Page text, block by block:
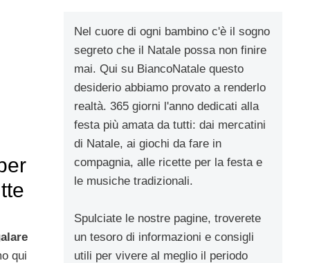
qui
Nel cuore di ogni bambino c'è il sogno
segreto che il Natale possa non finire
mai. Qui su BiancoNatale questo
desiderio abbiamo provato a renderlo
realtà. 365 giorni l'anno dedicati alla
festa più amata da tutti: dai mercatini
di Natale, ai giochi da fare in
compagnia, alle ricette per la festa e
le musiche tradizionali.
Spulciate le nostre pagine, troverete
un tesoro di informazioni e consigli
utili per vivere al meglio il periodo